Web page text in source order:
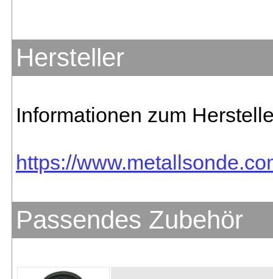
Hersteller
Informationen zum
https://
Passendes Zubehör